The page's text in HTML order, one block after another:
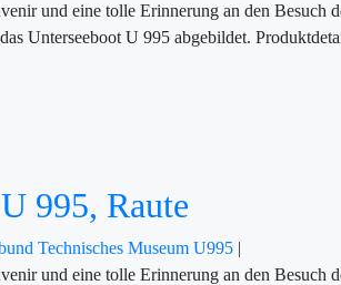
und eine tolle Erinnerung an den Besuch
Unterseeboot U 995 abgebildet.
995, Raute
Technisches Museum U995 |
und eine tolle Erinnerung an den Besuch